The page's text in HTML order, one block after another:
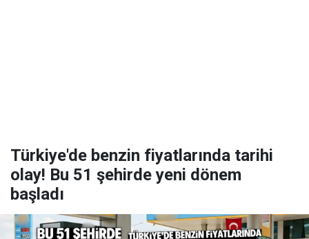
Türkiye'de benzin fiyatlarında tarihi
olay! Bu 51 şehirde yeni dönem
başladı